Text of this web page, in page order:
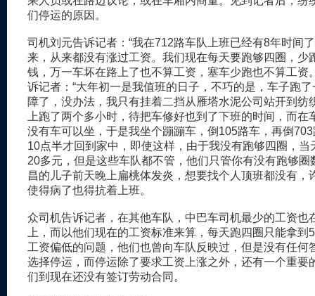
们停运的原因。
司机刘元告诉记者：“我在712路车队上班已经有8年时间
来，从来都没有涨过工资。我们现在每天要跑够四圈，少
钱，万一车坏在路上了也不算工资，塞车少跑也不算工资
诉记者：“大年初一是我值班的日子，不巧的是，车子跑
障了，没办法，我只有挂着二挡从雁塔水泥公司站开到纺
上跑了两个多小时，待把车修好也到了下班的时间，而在
没有车可以坐，于是我坐个蹦蹦车，倒105路车，再倒
10点半才回到家中，即使这样，由于我没有跑够四圈，当
20多元，但是这些车队都不管，他们只管你有没有跑够圈
昌的儿子前天晚上扁桃体发炎，想要找个人顶班都没有，
使得病了也得抗着上班。
众司机告诉记者，在其他车队，中巴车司机最少的工资也
上，而以他们现在的工资标准来算，每天跑四圈只能拿到
工资偏低的问题，他们也曾向车队反映过，但是没有任何
选择停运，而停运除了要求工资上涨之外，还有一个重要
们到现在还没有签订劳动合同。